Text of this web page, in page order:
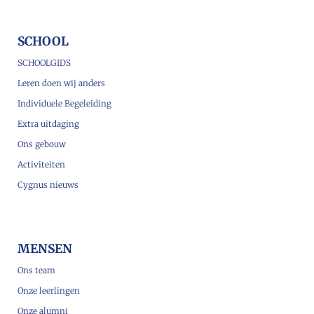
SCHOOL
SCHOOLGIDS
Leren doen wij anders
Individuele Begeleiding
Extra uitdaging
Ons gebouw
Activiteiten
Cygnus nieuws
MENSEN
Ons team
Onze leerlingen
Onze alumni